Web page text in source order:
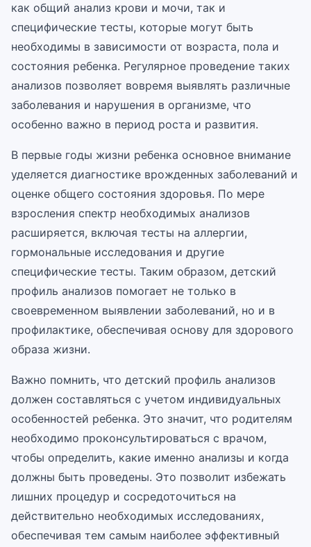
как общий анализ крови и мочи, так и
специфические тесты, которые могут быть
необходимы в зависимости от возраста, пола и
состояния ребенка. Регулярное проведение таких
анализов позволяет вовремя выявлять различные
заболевания и нарушения в организме, что
особенно важно в период роста и развития.
В первые годы жизни ребенка основное внимание
уделяется диагностике врожденных заболеваний и
оценке общего состояния здоровья. По мере
взросления спектр необходимых анализов
расширяется, включая тесты на аллергии,
гормональные исследования и другие
специфические тесты. Таким образом, детский
профиль анализов помогает не только в
своевременном выявлении заболеваний, но и в
профилактике, обеспечивая основу для здорового
образа жизни.
Важно помнить, что детский профиль анализов
должен составляться с учетом индивидуальных
особенностей ребенка. Это значит, что родителям
необходимо проконсультироваться с врачом,
чтобы определить, какие именно анализы и когда
должны быть проведены. Это позволит избежать
лишних процедур и сосредоточиться на
действительно необходимых исследованиях,
обеспечивая тем самым наиболее эффективный